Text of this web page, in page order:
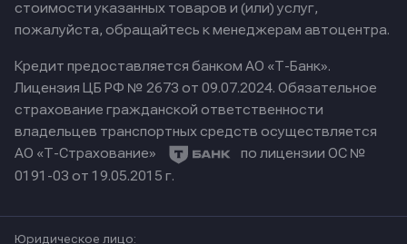
стоимости указанных товаров и (или) услуг,
пожалуйста, обращайтесь к менеджерам автоцентра.
Кредит предоставляется банком АО «Т-Банк».
Лицензия ЦБ РФ № 2673 от 09.07.2024. Обязательное
страхование гражданской ответственности
владельцев транспортных средств осуществляется
АО «Т-Страхование»
по лицензии ОС №
0191-03 от 19.05.2015 г.
Юридическое лицо: